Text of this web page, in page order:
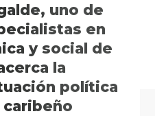
uno de
en
y social de
la
política
caribeño